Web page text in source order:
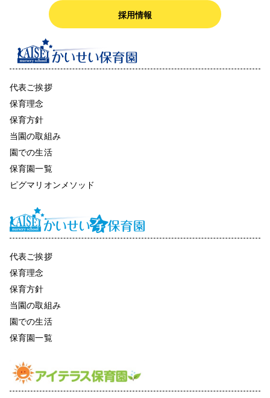
採用情報
代表ご挨拶
保育理念
保育方針
当園の取組み
園での生活
保育園一覧
ピグマリオンメソッド
代表ご挨拶
保育理念
保育方針
当園の取組み
園での生活
保育園一覧